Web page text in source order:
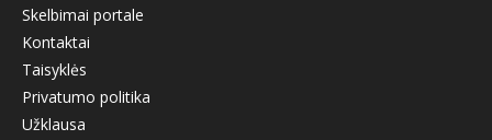
Skelbimai portale
Kontaktai
Taisyklės
Privatumo politika
Užklausa